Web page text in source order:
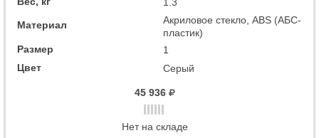
Материал
Акриловое стекло, ABS (АБС-
пластик)
Размер
1
Цвет
Серый
45 936
Нет на складе